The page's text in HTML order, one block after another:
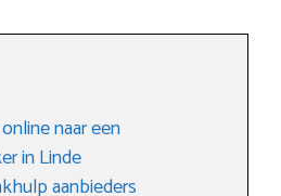
naar een
in Linde
aanbieders